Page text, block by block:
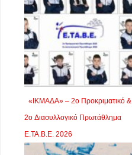
«ΙΚΜΑΔΑ» – 2ο Προκριματικό &
2o Διασυλλογικό Πρωτάθλημα
Ε.ΤΑ.Β.Ε. 2026